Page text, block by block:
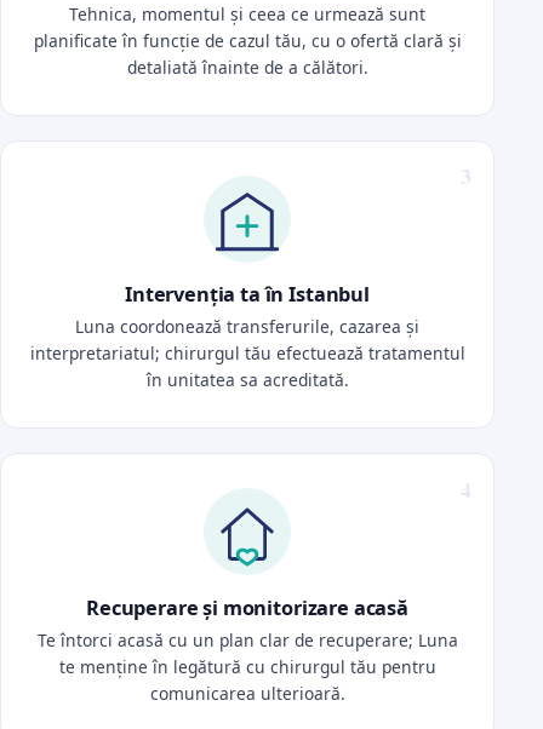
Tehnica, momentul și ceea ce urmează sunt
planificate în funcție de cazul tău, cu o ofertă clară și
detaliată înainte de a călători.
Intervenția ta în Istanbul
Luna coordonează transferurile, cazarea și
interpretariatul; chirurgul tău efectuează tratamentul
în unitatea sa acreditată.
Recuperare și monitorizare acasă
Te întorci acasă cu un plan clar de recuperare; Luna
te menține în legătură cu chirurgul tău pentru
comunicarea ulterioară.